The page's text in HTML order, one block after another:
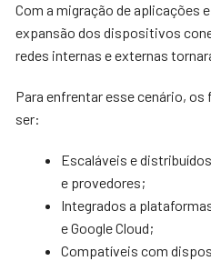
Com a migração de aplicações
expansão dos dispositivos
redes internas e externas
Para enfrentar esse cenário,
ser:
Escaláveis e
e provedores;
Integrados a
e Google Cloud;
Compatíveis com